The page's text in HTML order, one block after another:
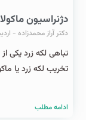
دژنراسیون ماکولا
دکتر آراز محمدزاده
تباهی لکه زرد یکی
تخریب لکه زرد یا
ادامه مطلب